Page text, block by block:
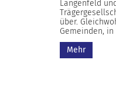
Langenfeld
über.
Gemeinden,
Mehr